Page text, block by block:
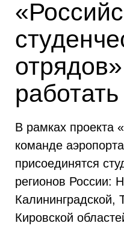
В рамках проекта
команде
присоединятся
регионов России:
Калининградской,
Кировской